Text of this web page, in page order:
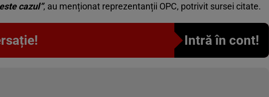
cazul”, au menționat reprezentanții OPC, potrivit sursei citate.
Intră în cont!